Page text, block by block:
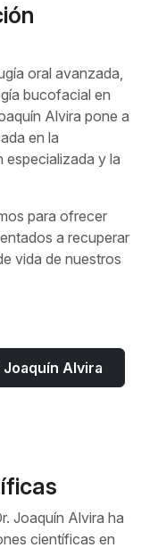
oral avanzada,
bucofacial en
Alvira pone a
en la
especializada y la
para ofrecer
a recuperar
vida de nuestros
Alvira
Joaquín Alvira ha
científicas en